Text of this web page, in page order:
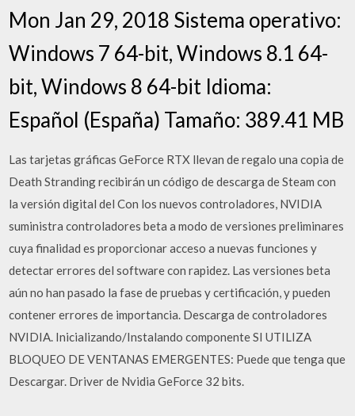
Mon Jan 29, 2018 Sistema operativo:
Windows 7 64-bit, Windows 8.1 64-
bit, Windows 8 64-bit Idioma:
Español (España) Tamaño: 389.41 MB
Las tarjetas gráficas GeForce RTX llevan de regalo una copia de
Death Stranding recibirán un código de descarga de Steam con
la versión digital del Con los nuevos controladores, NVIDIA
suministra controladores beta a modo de versiones preliminares
cuya finalidad es proporcionar acceso a nuevas funciones y
detectar errores del software con rapidez. Las versiones beta
aún no han pasado la fase de pruebas y certificación, y pueden
contener errores de importancia. Descarga de controladores
NVIDIA. Inicializando/Instalando componente SI UTILIZA
BLOQUEO DE VENTANAS EMERGENTES: Puede que tenga que
Descargar. Driver de Nvidia GeForce 32 bits.